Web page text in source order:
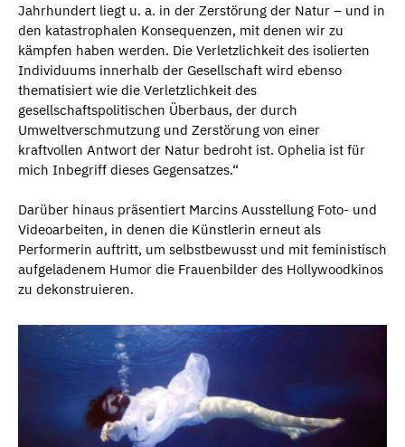
Jahrhundert liegt u. a. in der Zerstörung der Natur – und in
den katastrophalen Konsequenzen, mit denen wir zu
kämpfen haben werden. Die Verletzlichkeit des isolierten
Individuums innerhalb der Gesellschaft wird ebenso
thematisiert wie die Verletzlichkeit des
gesellschaftspolitischen Überbaus, der durch
Umweltverschmutzung und Zerstörung von einer
kraftvollen Antwort der Natur bedroht ist. Ophelia ist für
mich Inbegriff dieses Gegensatzes.“
Darüber hinaus präsentiert Marcins Ausstellung Foto- und
Videoarbeiten, in denen die Künstlerin erneut als
Performerin auftritt, um selbstbewusst und mit feministisch
aufgeladenem Humor die Frauenbilder des Hollywoodkinos
zu dekonstruieren.